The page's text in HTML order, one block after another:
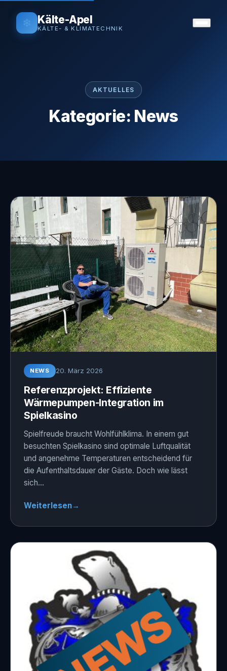
❄ Kälte-Apel
KÄLTE- & KLIMATECHNIK
AKTUELLES
Kategorie: News
NEWS 20. März 2026
Referenzprojekt: Effiziente
Wärmepumpen-Integration im
Spielkasino
Spielfreude braucht Wohlfühlklima. In einem gut
besuchten Spielkasino sind optimale Luftqualität
und angenehme Temperaturen entscheidend für
die Aufenthaltsdauer der Gäste. Doch wie lässt
sich…
Weiterlesen→